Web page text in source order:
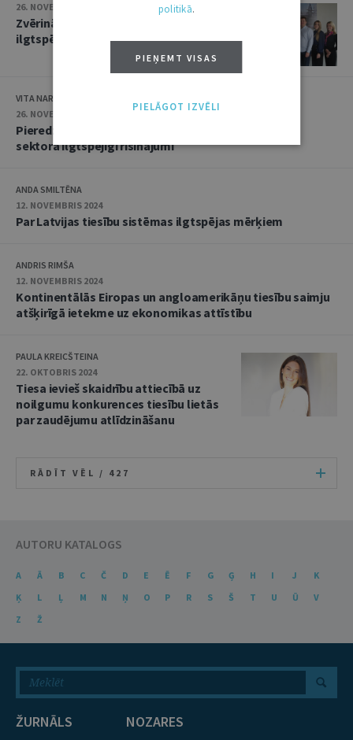
26. NOVEMBRIS 2024
Zvērinātu advokātu biroja pieredze
ilgtspējas ziņojuma sagatavošanā
VITA NARNICKA
26. NOVEMBRIS 2024
Pieredzes stāsti: Valsts zemes dienests un publiskā
sektora ilgtspējīgi risinājumi
ANDA SMILTĒNA
12. NOVEMBRIS 2024
Par Latvijas tiesību sistēmas ilgtspējas mērķiem
ANDRIS RIMŠA
12. NOVEMBRIS 2024
Kontinentālās Eiropas un angloamerikāņu tiesību saimju
atšķirīgā ietekme uz ekonomikas attīstību
PAULA KREICŠTEINA
22. OKTOBRIS 2024
Tiesa ievieš skaidrību attiecībā uz
noilgumu konkurences tiesību lietās
par zaudējumu atlīdzināšanu
RĀDĪT VĒL / 427
AUTORU KATALOGS
A Ā B C Č D E Ē F G Ģ H I J
K
Ķ
L Ļ M N Ņ O P R S Š T U Ū
V
Z
Ž
ŽURNĀLS
NOZARES
politikā.
PIEŅEMT VISAS
PIELĀGOT IZVĒLI